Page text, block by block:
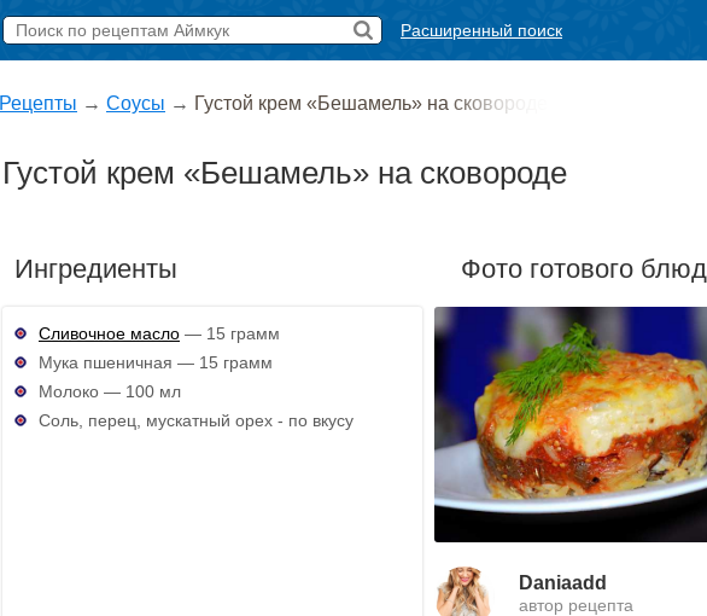
Расширенный поиск
Рецепты → Соусы → Густой крем «Бешамель» на сковороде
Густой крем «Бешамель» на сковороде
Ингредиенты
Сливочное масло — 15 грамм
Мука пшеничная — 15 грамм
Молоко — 100 мл
Соль, перец, мускатный орех - по вкусу
Фото готового
Daniaadd
автор рецепта